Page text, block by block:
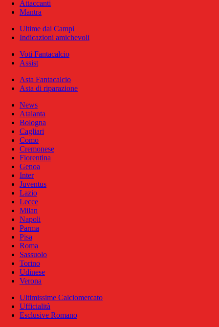
Attaccanti
Mantra
Ultime dai Campi
Indicazioni amichevoli
Voti Fantacalcio
Assist
Asta Fantacalcio
Asta di riparazione
News
Atalanta
Bologna
Cagliari
Como
Cremonese
Fiorentina
Genoa
Inter
Juventus
Lazio
Lecce
Milan
Napoli
Parma
Pisa
Roma
Sassuolo
Torino
Udinese
Verona
Ultimissime Calciomercato
Ufficialità
Esclusive Romano